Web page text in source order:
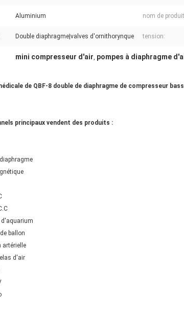
Aluminium nom de
Double diaphragme|valves d'ornithorynque tension:
mini compresseur d'air, pompes à diaphragme
de QBF-8 double de diaphragme de compresseur
principaux vendent des produits :
d'aquarium
ballon
artérielle
d'air